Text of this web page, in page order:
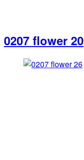
0207 flower 20